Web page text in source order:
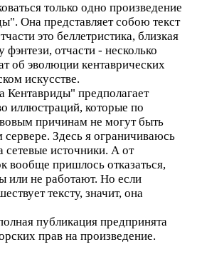
только одно произведение
Она представляет собою текст
это беллетристика, близкая
отчасти - несколько
об эволюции кентаврических
искусстве.
Кентавриды" предполагает
иллюстраций, которые по
причинам не могут быть
Здесь я ограничиваюсь
сетевые источники. А от
вообще пришлось отказаться,
или не работают. Но если
тексту, значит, она
публикация предпринята
прав на произведение.